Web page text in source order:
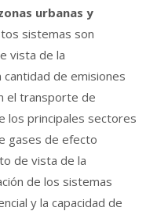
urbanas y
sistemas son
vista de la
de emisiones
el transporte de
los principales sectores
gases de efecto
de vista de la
de los sistemas
y la capacidad de